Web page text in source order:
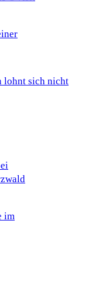
lohnt sich nicht
im